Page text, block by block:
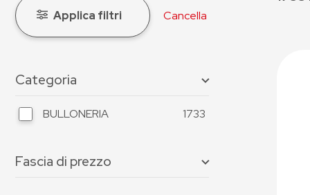
Applica filtri Cancella
Categoria
BULLONERIA 1733
Fascia di prezzo